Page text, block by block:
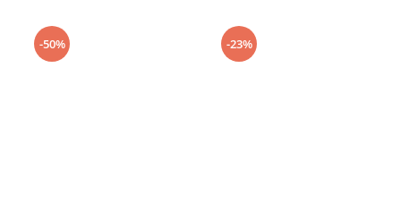
-50% -23%